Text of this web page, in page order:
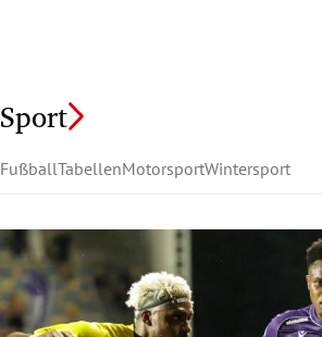
Sport
FußballTabellenMotorsportWintersport